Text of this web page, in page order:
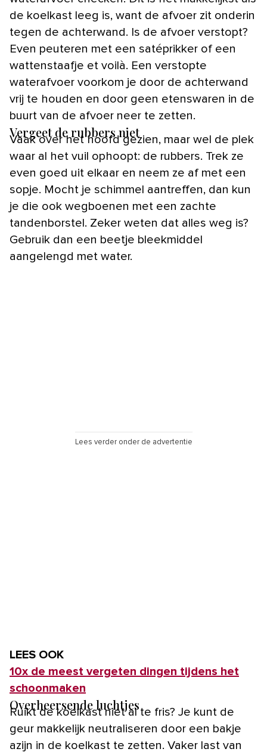
de koelkast leeg is, want de afvoer zit onderin
tegen de achterwand. Is de afvoer verstopt?
Even peuteren met een satéprikker of een
wattenstaafje et voilà. Een verstopte
waterafvoer voorkom je door de achterwand
vrij te houden en door geen etenswaren in de
buurt van de afvoer neer te zetten.
Vergeet de rubbers niet
Vaak over het hoofd gezien, maar wel de plek
waar al het vuil ophoopt: de rubbers. Trek ze
even goed uit elkaar en neem ze af met een
sopje. Mocht je schimmel aantreffen, dan kun
je die ook wegboenen met een zachte
tandenborstel. Zeker weten dat alles weg is?
Gebruik dan een beetje bleekmiddel
aangelengd met water.
Lees verder onder de advertentie
LEES OOK
10x de meest vergeten dingen tijdens het
schoonmaken
Overheersende luchtjes
Ruikt de koelkast niet al te fris? Je kunt de
geur makkelijk neutraliseren door een bakje
azijn in de koelkast te zetten. Vaker last van